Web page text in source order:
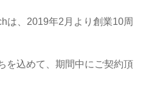
は、2019年2月より創業10周
を込めて、期間中にご契約頂